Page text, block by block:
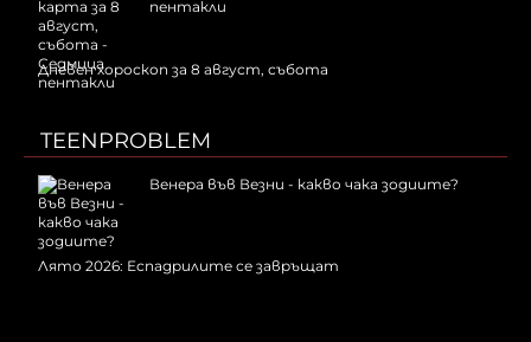
пентакли
Дневен хороскоп за 8 август, събота
TEENPROBLEM
Венера във Везни - какво чака зодиите?
Лято 2026: Еспадрилите се завръщат